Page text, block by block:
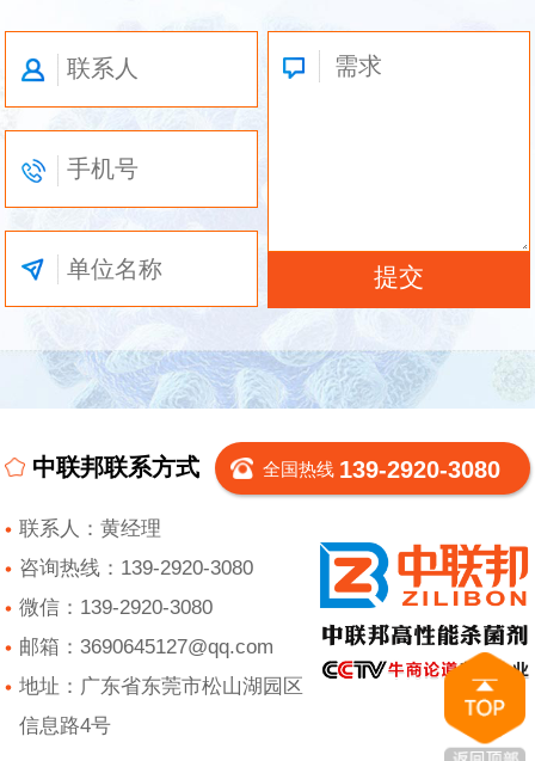
中联邦联系方式 全国热线 139-2920-3080
联系人：黄经理
咨询热线：139-2920-3080
微信：139-2920-3080
邮箱：3690645127@qq.com
地址：广东省东莞市松山湖园区
信息路4号